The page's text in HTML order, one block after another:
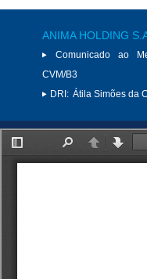
ANIMA HOLDING
Comunicado ao
CVM/B3
DRI: Átila Simões da